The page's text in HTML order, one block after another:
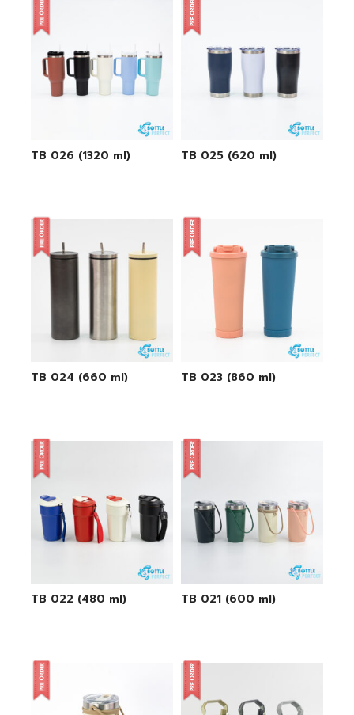
TB 026 (1320 ml) TB 025 (620 ml)
TB 024 (660 ml) TB 023 (860 ml)
TB 022 (480 ml) TB 021 (600 ml)